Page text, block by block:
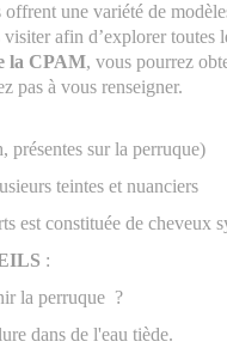
une variété de
afin d’explorer toutes
la CPAM, vous pourrez
pas à vous renseigner.
présentes sur la perruque)
teintes et nuanciers
est constituée de cheveux
:
la perruque ?
dans de l'eau tiède.